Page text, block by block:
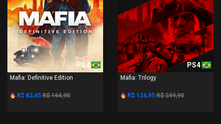
PS4
Mafia: Definitive Edition
R$ 82,45 R$ 164,90
PS4
Mafia: Trilogy
R$ 124,95 R$ 249,90